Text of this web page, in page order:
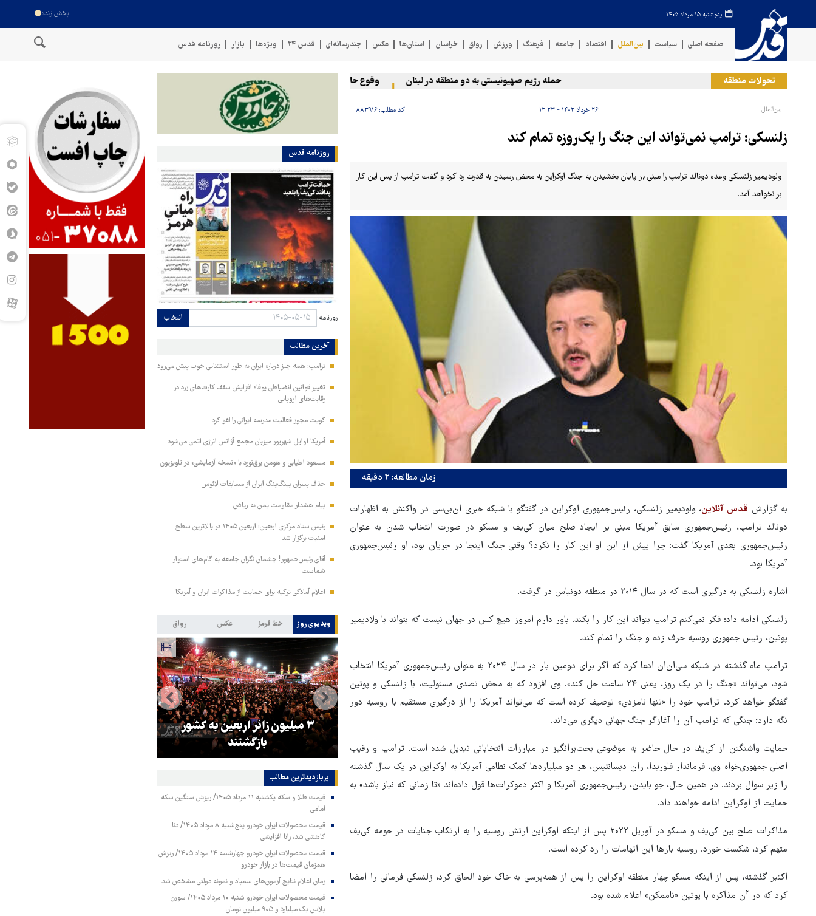
پنجشنبه ۱۵ مرداد ۱۴۰۵
صفحه اصلی سیاست بین‌الملل اقتصاد جامعه فرهنگ ورزش رواق خراسان استان‌ها عکس چندرسانه‌ای قدس ۲۴ ویژه‌ها بازار روزنامه قدس
تحولات منطقه حمله رژیم صهیونیستی به دو منطقه در لبنان وقوع حادثه دریایی در سواحل عمان سخنگوی نیروهای مسلح یمن: کشتی نفتی عربستان را با موشک
بین‌الملل ۲۶ خرداد ۱۴۰۲ - ۱۲:۲۳ کد مطلب: ۸۸۳۹۱۶
زلنسکی: ترامپ نمی‌تواند این جنگ را یک‌روزه تمام کند
ولودیمیر زلنسکی وعده دونالد ترامپ را مبنی بر پایان بخشیدن به جنگ اوکراین به محض رسیدن به قدرت رد کرد و گفت ترامپ از پس این کار
بر نخواهد آمد.
زمان مطالعه: ۲ دقیقه
به گزارش قدس آنلاین، ولودیمیر زلنسکی، رئیس‌جمهوری اوکراین در گفتگو با شبکه خبری ان‌بی‌سی در واکنش به اظهارات
دونالد ترامپ، رئیس‌جمهوری سابق آمریکا مبنی بر ایجاد صلح میان کی‌یف و مسکو در صورت انتخاب شدن به عنوان
رئیس‌جمهوری بعدی آمریکا گفت: چرا پیش از این او این کار را نکرد؟ وقتی جنگ اینجا در جریان بود، او رئیس‌جمهوری
آمریکا بود.
اشاره زلنسکی به درگیری است که در سال ۲۰۱۴ در منطقه دونباس در گرفت.
زلنسکی ادامه داد: فکر نمی‌کنم ترامپ بتواند این کار را بکند. باور دارم امروز هیچ کس در جهان نیست که بتواند با ولادیمیر
پوتین، رئیس جمهوری روسیه حرف زده و جنگ را تمام کند.
ترامپ ماه گذشته در شبکه سی‌ان‌ان ادعا کرد که اگر برای دومین بار در سال ۲۰۲۴ به عنوان رئیس‌جمهوری آمریکا انتخاب
شود، می‌تواند «جنگ را در یک روز، یعنی ۲۴ ساعت حل کند». وی افزود که به محض تصدی مسئولیت، با زلنسکی و پوتین
گفتگو خواهد کرد. ترامپ خود را «تنها نامزدی» توصیف کرده است که می‌تواند آمریکا را از درگیری مستقیم با روسیه دور
نگه دارد؛ جنگی که ترامپ آن را آغازگر جنگ جهانی دیگری می‌داند.
حمایت واشنگتن از کی‌یف در حال حاضر به موضوعی بحث‌برانگیز در مبارزات انتخاباتی تبدیل شده است. ترامپ و رقیب
اصلی جمهوری‌خواه وی، فرماندار فلوریدا، ران دیسانتیس، هر دو میلیاردها کمک نظامی آمریکا به اوکراین در یک سال گذشته
را زیر سوال بردند. در همین حال، جو بایدن، رئیس‌جمهوری آمریکا و اکثر دموکرات‌ها قول داده‌اند «تا زمانی که نیاز باشد» به
حمایت از اوکراین ادامه خواهند داد.
مذاکرات صلح بین کی‌یف و مسکو در آوریل ۲۰۲۲ پس از اینکه اوکراین ارتش روسیه را به ارتکاب جنایات در حومه کی‌یف
متهم کرد، شکست خورد. روسیه بارها این اتهامات را رد کرده است.
اکتبر گذشته، پس از اینکه مسکو چهار منطقه اوکراین را پس از همه‌پرسی به خاک خود الحاق کرد، زلنسکی فرمانی را امضا
کرد که در آن مذاکره با پوتین «ناممکن» اعلام شده بود.
روزنامه قدس
روزنامه: انتخاب
آخرین مطالب
ترامپ: همه چیز درباره ایران به طور استثنایی خوب پیش می‌رود
تغییر قوانین انضباطی یوفا؛ افزایش سقف کارت‌های زرد در
رقابت‌های اروپایی
کویت مجوز فعالیت مدرسه ایرانی را لغو کرد
آمریکا اوایل شهریور میزبان مجمع آژانس انرژی اتمی می‌شود
مسعود اطیابی و هومن برق‌نورد با «نسخه آزمایشی» در تلویزیون
حذف پسران پینگ‌پنگ ایران از مسابقات لائوس
پیام هشدار مقاومت یمن به ریاض
رئیس ستاد مرکزی اربعین: اربعین ۱۴۰۵ در بالاترین سطح
امنیت برگزار شد
آقای رئیس‌جمهور! چشمان نگران جامعه به گام‌های استوار
شماست
اعلام آمادگی ترکیه برای حمایت از مذاکرات ایران و آمریکا
ویدیوی روز خط قرمز عکس رواق
هماهنگی محور مقاومت، آمریکا را
در منطقه درمانده کرد
جنگ‌طلبی است!
۳ میلیون زائر اربعین به کشور
بازگشتند
پربازدیدترین‌ مطالب
قیمت طلا و سکه یکشنبه ۱۱ مرداد ۱۴۰۵/ ریزش سنگین سکه
امامی
قیمت محصولات ایران خودرو پنج‌شنبه ۸ مرداد ۱۴۰۵/ دنا
کاهشی شد، رانا افزایشی
قیمت محصولات ایران خودرو چهارشنبه ۱۴ مرداد ۱۴۰۵/ ریزش
همزمان قیمت‌ها در بازار خودرو
زمان اعلام نتایج آزمون‌های سمپاد و نمونه دولتی مشخص شد
قیمت محصولات ایران خودرو شنبه ۱۰ مرداد ۱۴۰۵/ سورن
پلاس یک میلیارد و ۹۰۵ میلیون تومان